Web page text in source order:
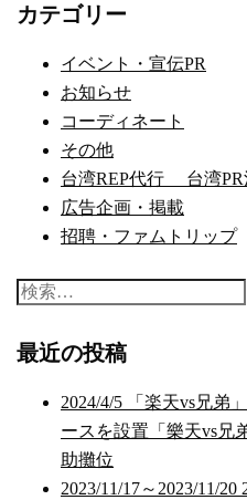
カテゴリー
イベント・宣伝PR
お知らせ
コーディネート
その他
台湾REP代行 台湾PR
広告企画・掲載
招聘・ファムトリップ
検
最近の投稿
2024/4/5 「楽天vs兄弟
ースを設置「樂天vs兄
助攤位
2023/11/17～2023/11/